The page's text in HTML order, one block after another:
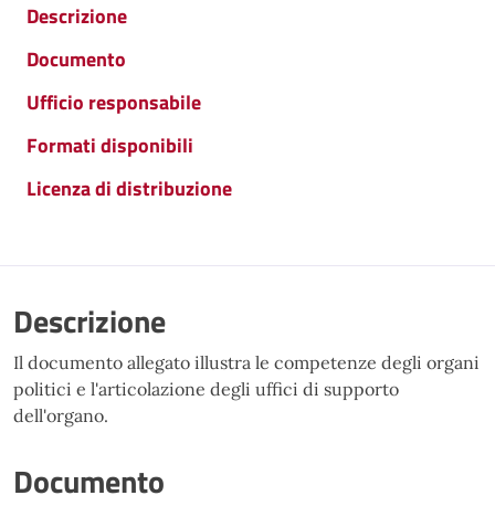
Descrizione
Documento
Ufficio responsabile
Formati disponibili
Licenza di distribuzione
Descrizione
Il documento allegato illustra le competenze degli organi
politici e l'articolazione degli uffici di supporto
dell'organo.
Documento